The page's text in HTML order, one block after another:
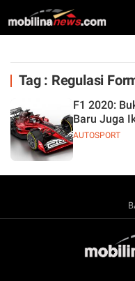
Tag : Regulasi
AUTOSPORT
F1 2020:
Baru Juga